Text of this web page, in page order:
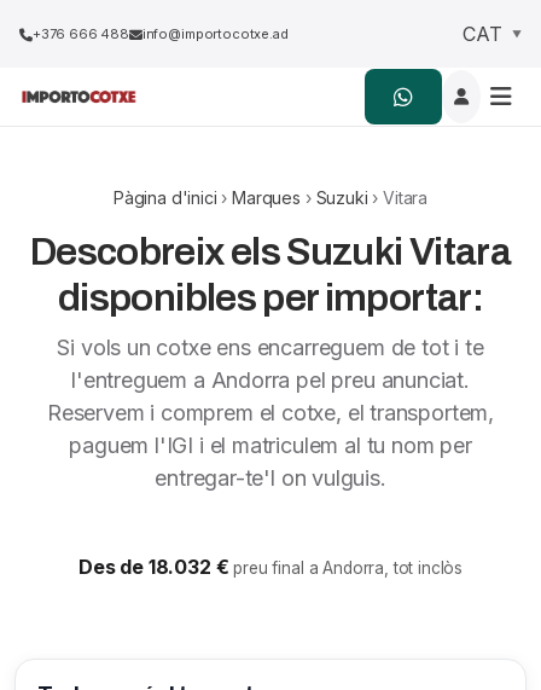
+376 666 488 info@importocotxe.ad
Pàgina d'inici ›Marques › Suzuki › Vitara
Descobreix els Suzuki Vitara
disponibles per importar:
Si vols un cotxe ens encarreguem de tot i te
l'entreguem a Andorra pel preu anunciat.
Reservem i comprem el cotxe, el transportem,
paguem l'IGI i el matriculem al tu nom per
entregar-te'l on vulguis.
Des de 18.032 €preu final a Andorra, tot inclòs